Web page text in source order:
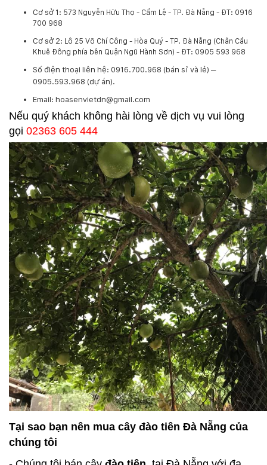
Cơ sở 1: 573 Nguyễn Hữu Thọ - Cẩm Lệ - TP. Đà Nẵng - ĐT: 0916
700 968
Cơ sở 2: Lô 25 Võ Chí Công - Hòa Quý - TP. Đà Nẵng (Chân Cầu
Khuê Đông phía bên Quận Ngũ Hành Sơn) - ĐT: 0905 593 968
​Số điện thoại liên hệ: 0916.700.968 (bán sỉ và lẻ) –
0905.593.968 (dự án).
Email: hoasenvietdn@gmail.com
Nếu quý khách không hài lòng về dịch vụ vui lòng
gọi 02363 605 444
Tại sao bạn nên mua cây đào tiên Đà Nẵng của
chúng tôi